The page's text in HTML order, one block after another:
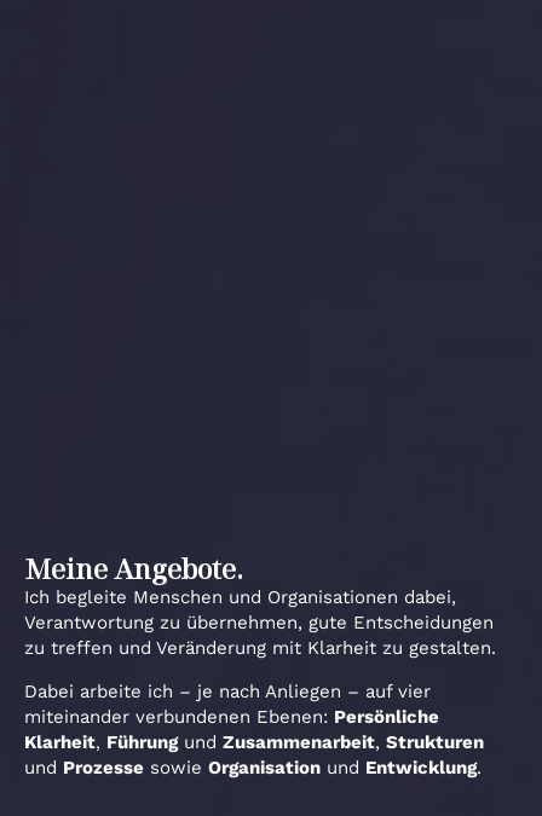
Meine Angebote.
Ich begleite Menschen und Organisationen dabei,
Verantwortung zu übernehmen, gute Entscheidungen
zu treffen und Veränderung mit Klarheit zu gestalten.
Dabei arbeite ich – je nach Anliegen – auf vier
miteinander verbundenen Ebenen: Persönliche
Klarheit, Führungund Zusammenarbeit, Strukturen
und Prozesse sowie Organisation und Entwicklung.